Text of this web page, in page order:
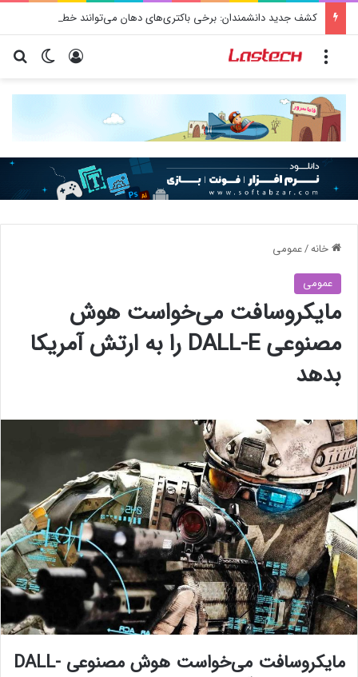
تغییر ورود
خانه/عمومی
عمومی
مایکروسافت می‌خواست هوش
مصنوعی DALL-E را به ارتش آمریکا
بدهد
مایکروسافت می‌خواست هوش مصنوعی DALL-